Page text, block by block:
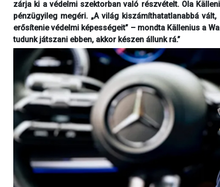
zárja ki a védelmi szektorban való részvételt. Ola
pénzügyileg megéri. „A világ kiszámíthatatlanabbá
erősítenie védelmi képességeit” – mondta Källenius a
tudunk játszani ebben, akkor készen állunk rá.”